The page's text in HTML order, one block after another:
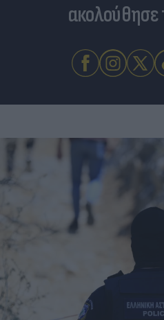
ακολούθησε